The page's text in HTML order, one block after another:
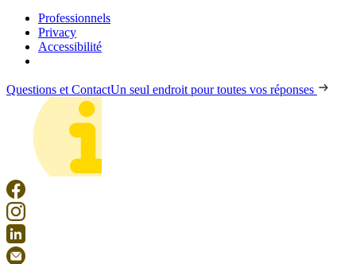
Professionnels
Privacy
Accessibilité
Questions et ContactUn seul endroit pour toutes vos réponses